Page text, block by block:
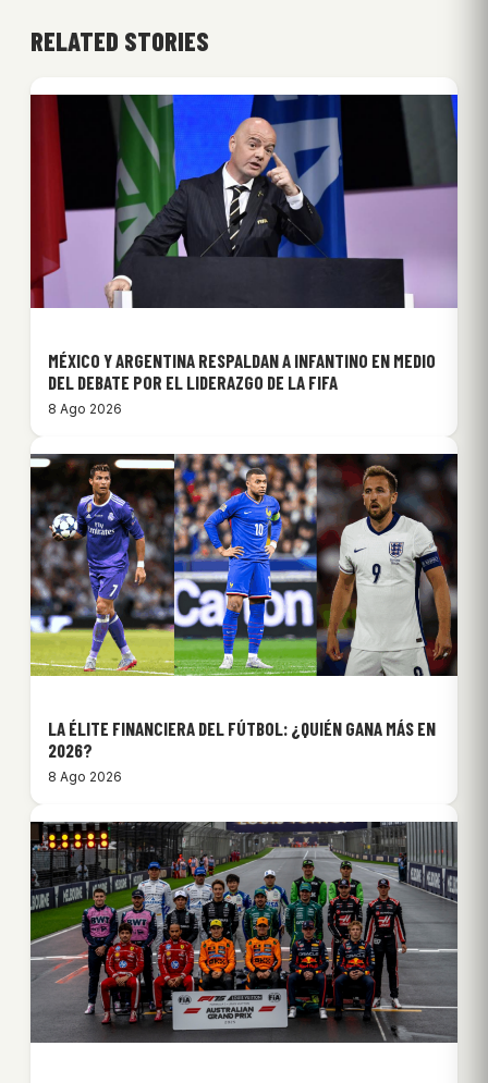
RELATED STORIES
MÉXICO Y ARGENTINA RESPALDAN A INFANTINO EN MEDIO
DEL DEBATE POR EL LIDERAZGO DE LA FIFA
8 Ago 2026
LA ÉLITE FINANCIERA DEL FÚTBOL: ¿QUIÉN GANA MÁS EN
2026?
8 Ago 2026